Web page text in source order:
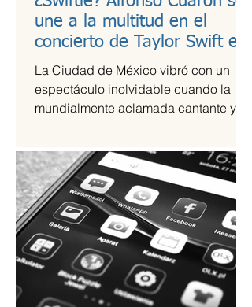
une a la multitud en el
concierto de Taylor Swift en
CDMX
La Ciudad de México vibró con un
espectáculo inolvidable cuando la
mundialmente aclamada cantante y